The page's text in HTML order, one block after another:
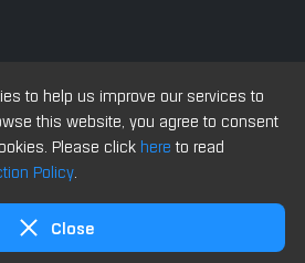
to help us improve our services to
this website, you agree to consent
Please click hereto read
Policy.
Close
Reserved Bualuang Securities PCL